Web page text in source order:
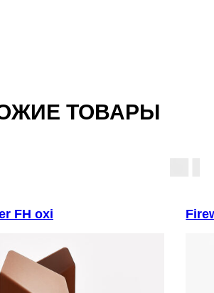
ТОВАРЫ
FH oxi